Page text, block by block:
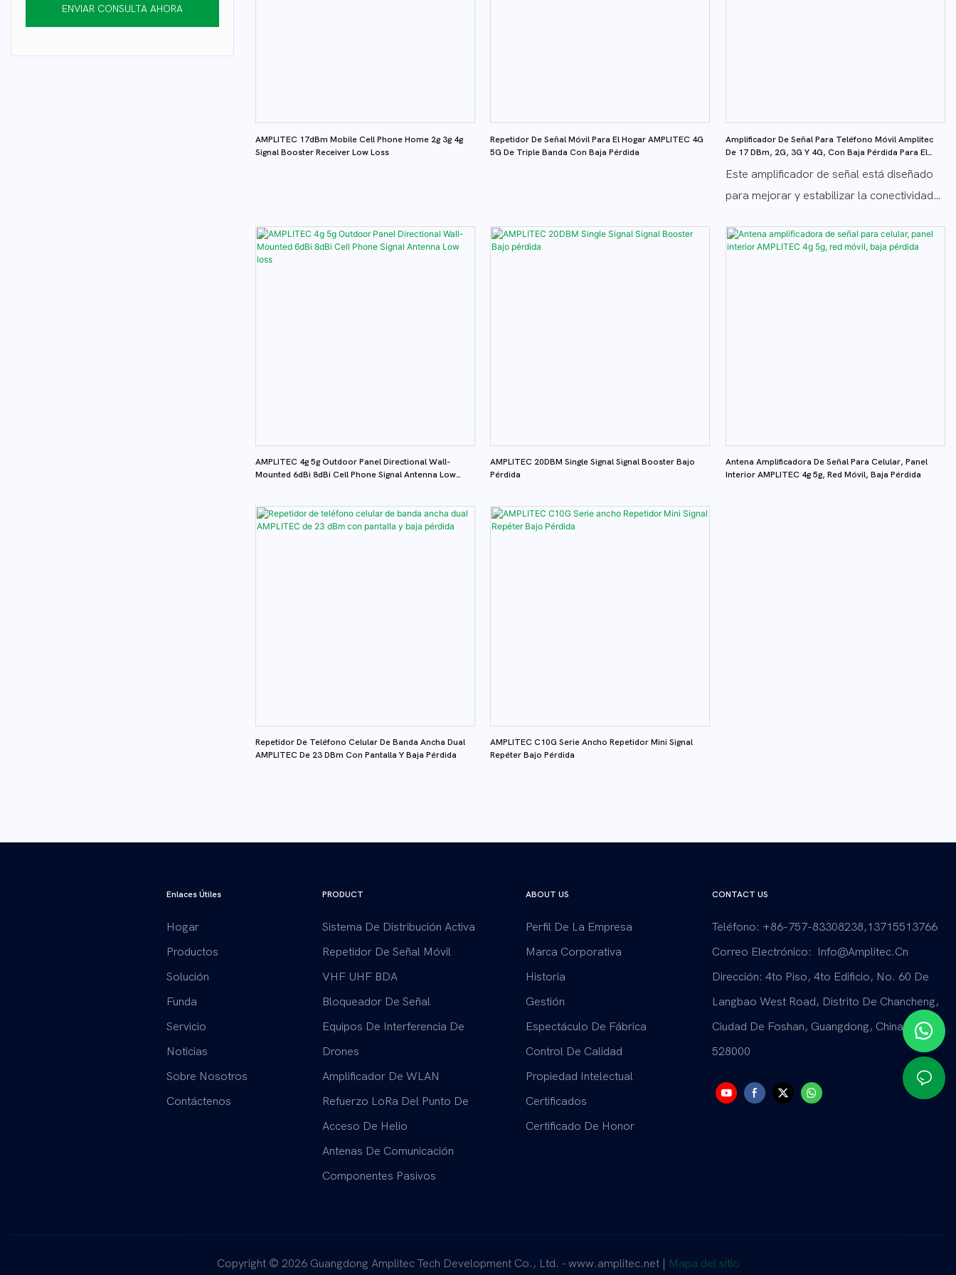
atenuador
Cable coaxial
ENVIAR CONSULTA AHORA
Ooredoo, Vodafone, Deutsche Telekom,
AMPLITEC 17dBm Mobile Cell Phone Home 2g 3g 4g
Signal Booster Receiver Low Loss
Repetidor De Señal Móvil Para El Hogar AMPLITEC 4G
5G De Triple Banda Con Baja Pérdida
Amplificador De Señal Para Teléfono Móvil Amplitec
De 17 DBm, 2G, 3G Y 4G, Con Baja Pérdida Para El
Este amplificador de señal está diseñado
para mejorar y estabilizar la conectividad
permite transmisiones más rápidas y
AMPLITEC 4g 5g Outdoor Panel Directional Wall-
Mounted 6dBi 8dBi Cell Phone Signal Antenna Low
AMPLITEC 20DBM Single Signal Signal Booster Bajo
Pérdida
Antena Amplificadora De Señal Para Celular, Panel
Interior AMPLITEC 4g 5g, Red Móvil, Baja Pérdida
Repetidor De Teléfono Celular De Banda Ancha Dual
AMPLITEC De 23 DBm Con Pantalla Y Baja Pérdida
AMPLITEC C10G Serie Ancho Repetidor Mini Signal
Repéter Bajo Pérdida
Enlaces Útiles
Hogar
Productos
Solución
Funda
Servicio
Noticias
Sobre Nosotros
Contáctenos
PRODUCT
Sistema De Distribución Activa
Repetidor De Señal Móvil
VHF UHF BDA
Bloqueador De Señal
Equipos De Interferencia De
Drones
Amplificador De WLAN
Refuerzo LoRa Del Punto De
Acceso De Helio
Antenas De Comunicación
Componentes Pasivos
ABOUT US
Perfil De La Empresa
Marca Corporativa
Historia
Gestión
Espectáculo De Fábrica
Control De Calidad
Propiedad Intelectual
Certificados
Certificado De Honor
CONTACT US
Teléfono: +86-757-83308238,13715513766
Correo Electrónico:
Info@amplitec.cn
Dirección: 4to Piso, 4to Edificio, No. 60 De
Langbao West Road, Distrito De Chancheng,
Ciudad De Foshan, Guangdong, China.
528000
Copyright © 2026 Guangdong Amplitec Tech Development Co., Ltd. - www.amplitec.net | Mapa del sitio